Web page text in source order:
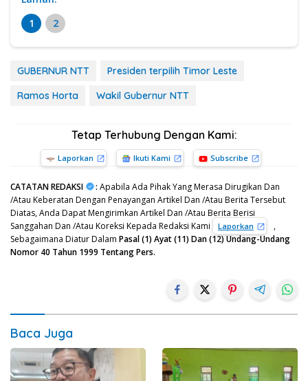
1
2
GUBERNUR NTT
Presiden terpilih Timor Leste
Ramos Horta
Wakil Gubernur NTT
Tetap Terhubung Dengan Kami:
Laporkan Ikuti Kami Subscribe
CATATAN REDAKSI : Apabila Ada Pihak Yang Merasa Dirugikan Dan
/Atau Keberatan Dengan Penayangan Artikel Dan /Atau Berita Tersebut
Diatas, Anda Dapat Mengirimkan Artikel Dan /Atau Berita Berisi
Sanggahan Dan /Atau Koreksi Kepada Redaksi Kami
Laporkan
,
Sebagaimana Diatur Dalam Pasal (1) Ayat (11) Dan (12) Undang-Undang
Nomor 40 Tahun 1999 Tentang Pers.
Baca Juga